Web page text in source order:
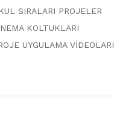
SIRALARI PROJELER
KOLTUKLARI
UYGULAMA VİDEOLARI